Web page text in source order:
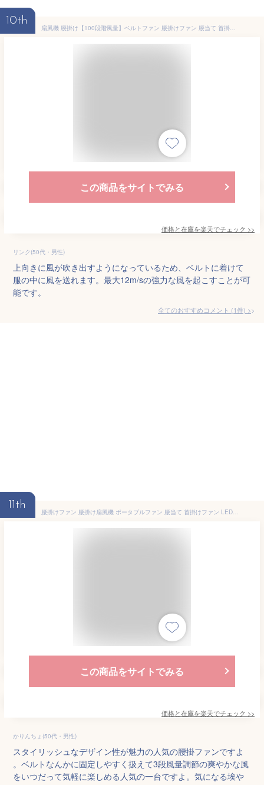
10th
扇風機 腰掛け【100段階風量】ベルトファン 腰掛けファン 腰当て 首掛けファン ポータブルファン 強力風量 ベルト ポータブル扇風機 6000mAh 8~24時間長時間稼働 小型 ジェットファン usb充電 LED表示 静音 耐衝撃 熱中症対策
この商品をサイトでみる
価格と在庫を楽天でチェック >>
リンク(50代・男性)
上向きに風が吹き出すようになっているため、ベルトに着けて
服の中に風を送れます。最大12m/sの強力な風を起こすことが可
能です。
全てのおすすめコメント (1件) >
11th
腰掛けファン 腰掛け扇風機 ポータブルファン 腰当て 首掛けファン LED懐中電灯3段階調節 強力風量 ポータブル扇風機 卓上 小型 ジェットファン 省エネ 静音 usb充電式 大容量 4000mAh 超長待機 熱中症対策 屋外作業 アウトドア
この商品をサイトでみる
価格と在庫を楽天でチェック >>
かりんちょ(50代・男性)
スタイリッシュなデザイン性が魅力の人気の腰掛ファンですよ
。ベルトなんかに固定しやすく扱えて3段風量調節の爽やかな風
をいつだって気軽に楽しめる人気の一台ですよ。気になる埃や